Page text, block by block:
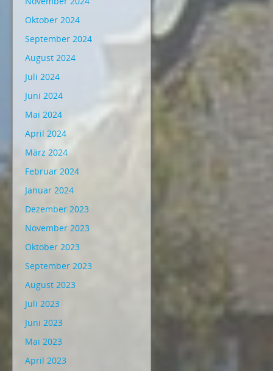
Oktober 2024
September 2024
August 2024
Juli 2024
Juni 2024
Mai 2024
April 2024
März 2024
Februar 2024
Januar 2024
Dezember 2023
November 2023
Oktober 2023
September 2023
August 2023
Juli 2023
Juni 2023
Mai 2023
April 2023